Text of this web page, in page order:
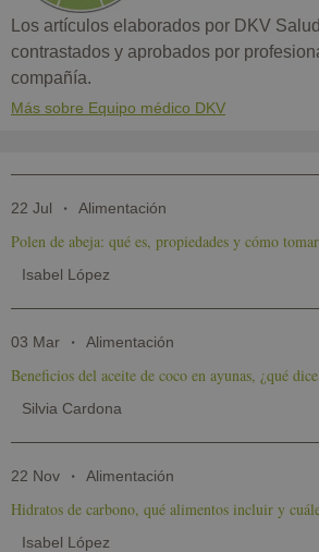
Los artículos elaborados por DKV
contrastados y aprobados por
compañía.
Más sobre Equipo médico DKV
22 Jul Alimentación
Polen de abeja: qué es, propiedades y cómo
Isabel López
03 Mar Alimentación
Beneficios del aceite de coco en ayunas, ¿qué
Silvia Cardona
22 Nov Alimentación
Hidratos de carbono, qué alimentos incluir y
Isabel López